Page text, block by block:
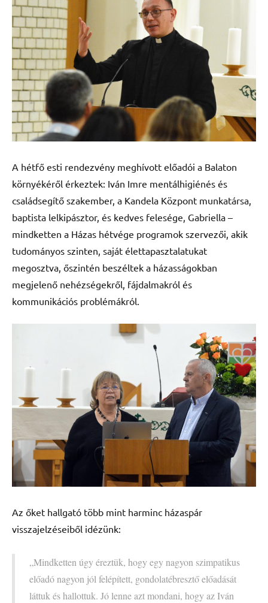
A hétfő esti rendezvény meghívott előadói a Balaton
környékéről érkeztek: Iván Imre mentálhigiénés és
családsegítő szakember, a Kandela Központ munkatársa,
baptista lelkipásztor, és kedves felesége, Gabriella –
mindketten a Házas hétvége programok szervezői, akik
tudományos szinten, saját élettapasztalatukat
megosztva, őszintén beszéltek a házasságokban
megjelenő nehézségekről, fájdalmakról és
kommunikációs problémákról.
Az őket hallgató több mint harminc házaspár
visszajelzéseiből idézünk:
„Mindketten úgy éreztük, hogy egy nagyon szimpatikus
előadó nagyon jól felépített, gondolatébresztő előadását
láttuk és hallottuk. Jó lenne azt mondani, hogy az Iván